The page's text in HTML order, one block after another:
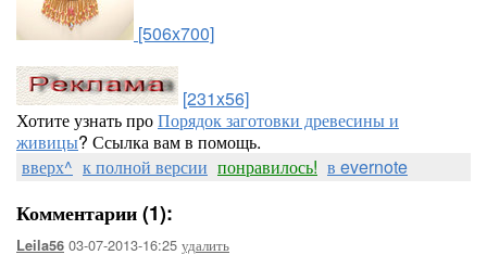
[506x700]
[231x56]
Хотите узнать проПорядок заготовки древесины и
живицы? Ссылка вам в помощь.
вверх^ к полной версии понравилось! в evernote
Комментарии (1):
Leila56 03-07-2013-16:25 удалить